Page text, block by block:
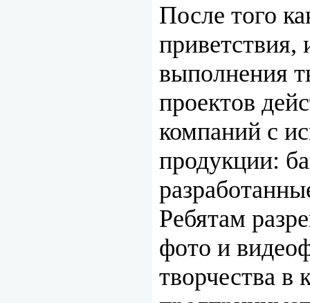
После того
выполнения
проектов
компаний с
продукции:
Ребятам
фото и
творчества в